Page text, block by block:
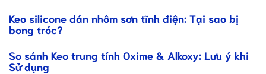
Keo silicone dán nhôm sơn tĩnh điện: Tại sao bị
bong tróc?
So sánh Keo trung tính Oxime & Alkoxy: Lưu ý khi
Sử dụng